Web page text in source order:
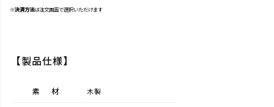
※決済方法は注文画面で選択いただけます
【製品仕様】
素材 木製